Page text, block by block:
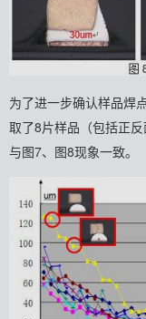
为了进一步确认样品焊
取了8片样品（包括正
与图7、图8现象一致。